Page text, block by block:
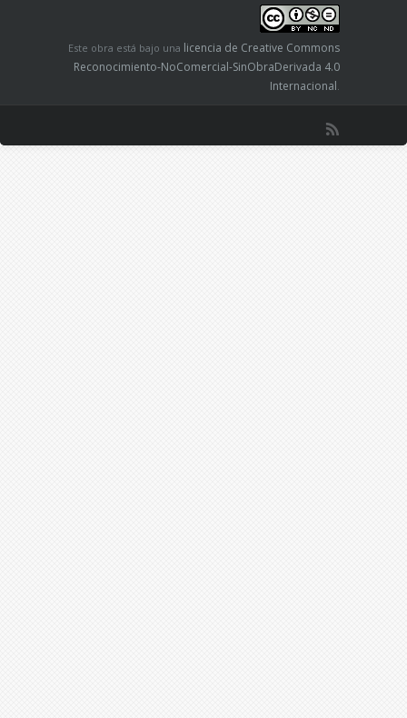
Este obra está bajo una licencia de Creative Commons
Reconocimiento-NoComercial-SinObraDerivada 4.0
Internacional